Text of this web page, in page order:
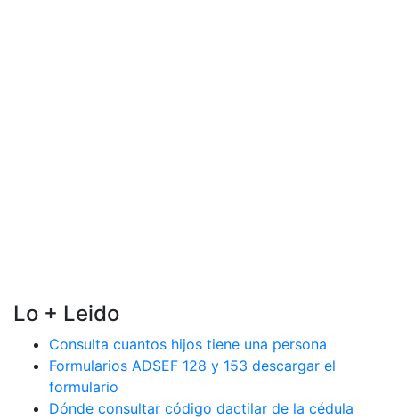
Lo + Leido
Consulta cuantos hijos tiene una persona
Formularios ADSEF 128 y 153 descargar el
formulario
Dónde consultar código dactilar de la cédula